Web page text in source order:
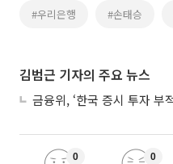
#우리은행 #손태승
김범근 기자의 주요 뉴스
0 0